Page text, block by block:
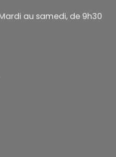
au samedi, de 9h30